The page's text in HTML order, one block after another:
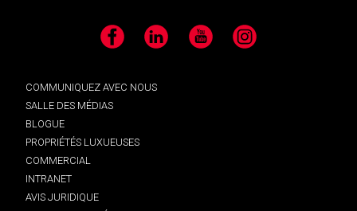
Facebook LinkedIn YouTube Instagram
COMMUNIQUEZ AVEC NOUS
SALLE DES MÉDIAS
BLOGUE
PROPRIÉTÉS LUXUEUSES
COMMERCIAL
INTRANET
AVIS JURIDIQUE